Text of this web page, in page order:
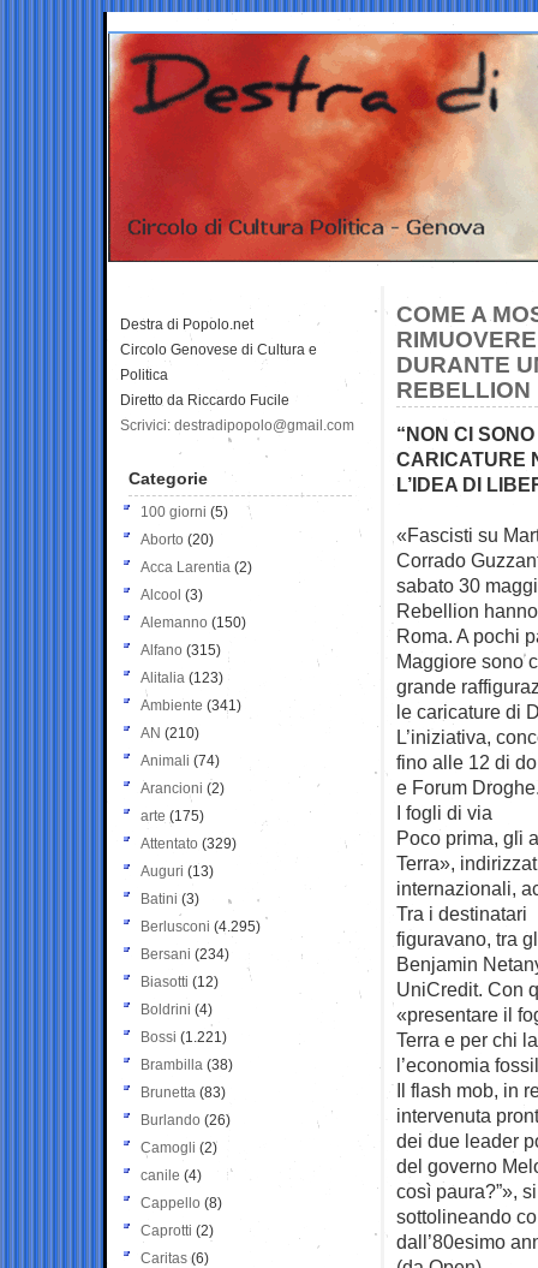
COME A
DURANTE
REBELLION
“NON CI
CARICATURE
L’IDEA DI
«Fascisti su
Corrado
sabato 30
Rebellion
Roma. A pochi
Maggiore sono
grande
le caricature di
L’iniziativa,
fino alle 12 di
e Forum
I fogli di via
Poco prima, gli
Terra»,
internazionali,
Tra i destinatari
figuravano, tra
Benjamin
UniCredit. Con
«presentare il
Terra e per chi
l’economia
Il flash mob, in
intervenuta
dei due leader
del governo
così paura?”»,
sottolineando
dall’80esimo
Destra di Popolo.net
Circolo Genovese di Cultura e
Politica
Diretto da Riccardo Fucile
Scrivici: destradipopolo@gmail.com
Categorie
100 giorni (5)
Aborto (20)
Acca Larentia (2)
Alcool (3)
Alemanno (150)
Alfano (315)
Alitalia (123)
Ambiente (341)
AN (210)
Animali (74)
Arancioni (2)
arte (175)
Attentato (329)
Auguri (13)
Batini (3)
Berlusconi (4.295)
Bersani (234)
Biasotti (12)
Boldrini (4)
Bossi (1.221)
Brambilla (38)
Brunetta (83)
Burlando (26)
Camogli (2)
canile (4)
Cappello (8)
Caprotti (2)
Caritas (6)